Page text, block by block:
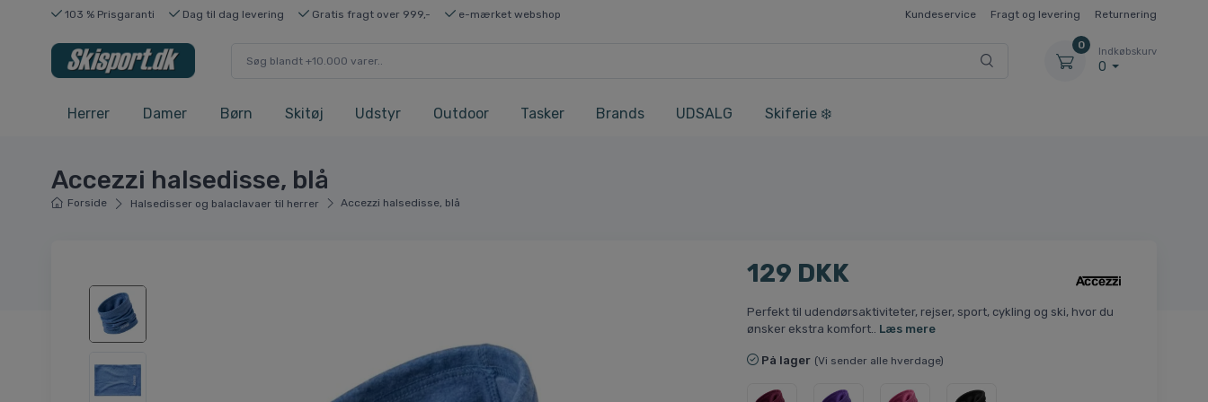
103 % Prisgaranti Dag til dag levering Gratis fragt over 999,- e-mærket webshop Kundeservice Fragt og levering Returnering
0
Indkøbskurv
0
Herrer Damer Børn Skitøj Udstyr Outdoor Tasker Brands UDSALG Skiferie ❄️
Accezzi halsedisse, blå
Forside Halsedisser og balaclavaer til herrer Accezzi halsedisse, blå
129 DKK
Perfekt til udendørsaktiviteter, rejser, sport, cykling og ski, hvor du
ønsker ekstra komfort.. Læs mere
På lager (Vi sender alle hverdage)